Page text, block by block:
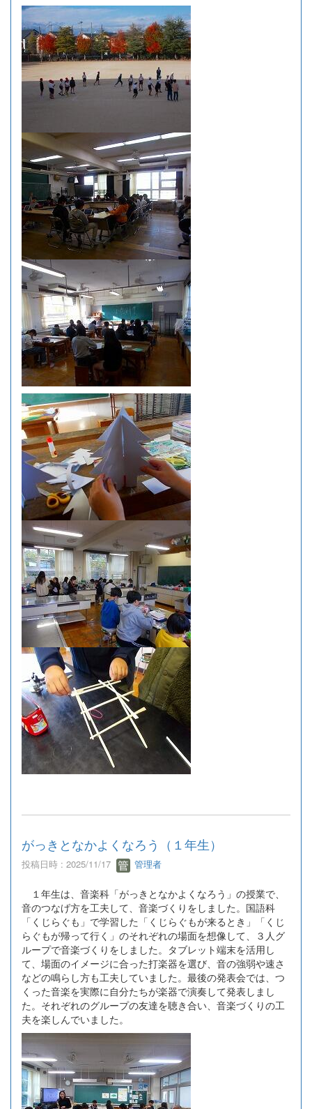
がっきとなかよくなろう（１年生）
投稿日時 : 2025/11/17 管理者
１年生は、音楽科「がっきとなかよくなろう」の授業で、
音のつなげ方を工夫して、音楽づくりをしました。国語科
「くじらぐも」で学習した「くじらぐもが来るとき」「くじ
らぐもが帰って行く」のそれぞれの場面を想像して、３人グ
ループで音楽づくりをしました。タブレット端末を活用し
て、場面のイメージに合った打楽器を選び、音の強弱や速さ
などの鳴らし方も工夫していました。最後の発表会では、つ
くった音楽を実際に自分たちが楽器で演奏して発表しまし
た。それぞれのグループの友達を聴き合い、音楽づくりの工
夫を楽しんでいました。